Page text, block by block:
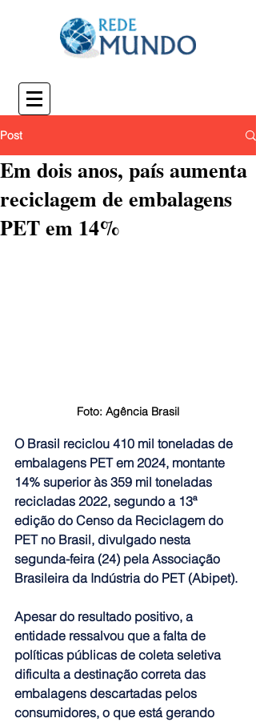
Post
Em dois anos, país aumenta
reciclagem de embalagens
PET em 14%
Foto: Agência Brasil
O Brasil reciclou 410 mil toneladas de
embalagens PET em 2024, montante
14% superior às 359 mil toneladas
recicladas 2022, segundo a 13ª
edição do Censo da Reciclagem do
PET no Brasil, divulgado nesta
segunda-feira (24) pela Associação
Brasileira da Indústria do PET (Abipet).
Apesar do resultado positivo, a
entidade ressalvou que a falta de
políticas públicas de coleta seletiva
dificulta a destinação correta das
embalagens descartadas pelos
consumidores, o que está gerando